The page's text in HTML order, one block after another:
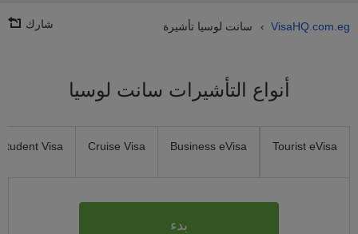
VisaHQ.com.eg
› سانت لوسيا تأشيرة شارك
أنواع التأشيرات سانت لوسيا
Tourist eVisa
Business eVisa
Cruise Visa
Student Visa
بدء